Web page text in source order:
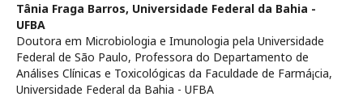
Tânia Fraga Barros, Universidade Federal da Bahia -
UFBA
Doutora em Microbiologia e Imunologia pela Universidade
Federal de São Paulo, Professora do Departamento de
Análises Clí­nicas e Toxicológicas da Faculdade de Farmá¡cia,
Universidade Federal da Bahia - UFBA